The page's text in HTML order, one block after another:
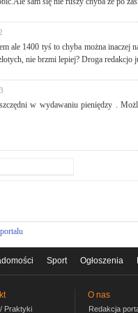
ale 1400 tyś to chyba można
nie brzmi lepiej? Droga redakcjo
w wydawaniu pieniędzy .
Sport Ogłoszenia
Praktyki
O nas
Redakcja